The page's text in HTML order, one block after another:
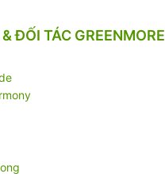
ĐỐI TÁC GREENMORE